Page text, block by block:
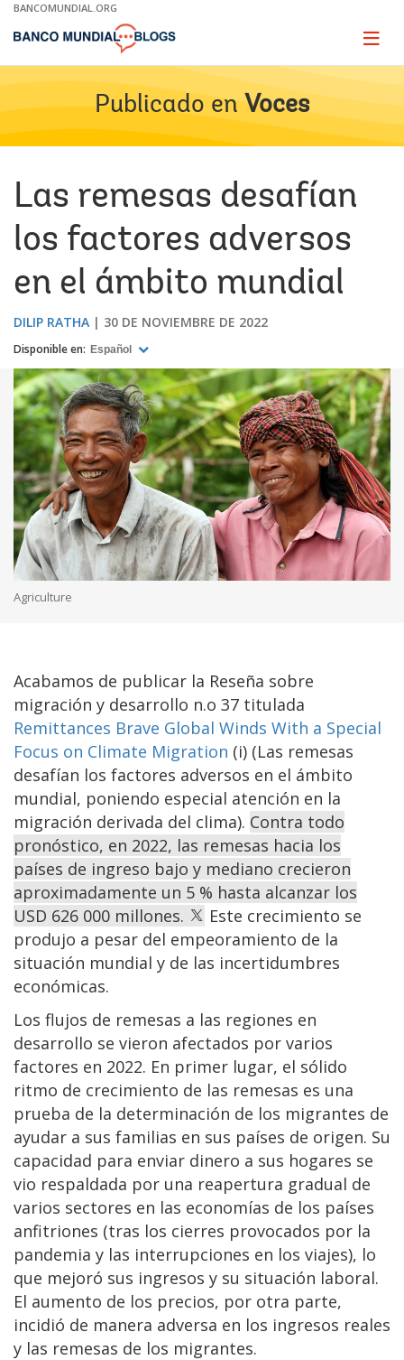
Skip
Main
BANCOMUNDIAL.ORG
Page
Publicado en Voces
Las remesas desafían
los factores adversos
en el ámbito mundial
DILIP RATHA 30 DE NOVIEMBRE DE 2022
Disponible en: Español
Agriculture
Acabamos de publicar la Reseña sobre
migración y desarrollo n.o 37 titulada
Remittances Brave Global Winds With a Special
Focus on Climate Migration (i) (Las remesas
desafían los factores adversos en el ámbito
mundial, poniendo especial atención en la
migración derivada del clima). Contra todo
pronóstico, en 2022, las remesas hacia los
países de ingreso bajo y mediano crecieron
aproximadamente un 5 % hasta alcanzar los
USD 626 000 millones.
Este crecimiento se
produjo a pesar del empeoramiento de la
situación mundial y de las incertidumbres
económicas.
Los flujos de remesas a las regiones en
desarrollo se vieron afectados por varios
factores en 2022. En primer lugar, el sólido
ritmo de crecimiento de las remesas es una
prueba de la determinación de los migrantes de
ayudar a sus familias en sus países de origen. Su
capacidad para enviar dinero a sus hogares se
vio respaldada por una reapertura gradual de
varios sectores en las economías de los países
anfitriones (tras los cierres provocados por la
pandemia y las interrupciones en los viajes), lo
que mejoró sus ingresos y su situación laboral.
El aumento de los precios, por otra parte,
incidió de manera adversa en los ingresos reales
y las remesas de los migrantes.